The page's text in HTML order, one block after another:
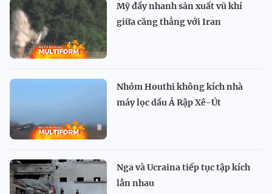
Mỹ đẩy nhanh sản xuất vũ khí
giữa căng thẳng với Iran
Nhóm Houthi không kích nhà
máy lọc dầu Ả Rập Xê-Út
Nga và Ucraina tiếp tục tập kích
lẫn nhau